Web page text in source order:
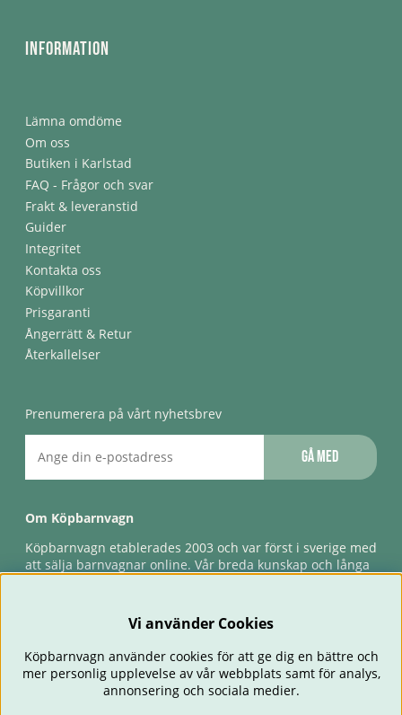
Information
Lämna omdöme
Om oss
Butiken i Karlstad
FAQ - Frågor och svar
Frakt & leveranstid
Guider
Integritet
Kontakta oss
Köpvillkor
Prisgaranti
Ångerrätt & Retur
Återkallelser
Prenumerera på vårt nyhetsbrev
Gå med
Om Köpbarnvagn
Köpbarnvagn etablerades 2003 och var först i sverige med
att sälja barnvagnar online. Vår breda kunskap och långa
förlossningsgaranti & förlängd ångerrätt.
Vi använder Cookies
Köpbarnvagn använder cookies för att ge dig en bättre och
mer personlig upplevelse av vår webbplats samt för analys,
annonsering och sociala medier.